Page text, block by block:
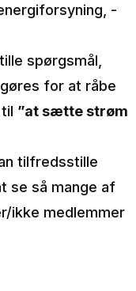
-
spørgsmål,
for at råbe
”at sætte strøm
tilfredsstille
se så mange af
ikke medlemmer